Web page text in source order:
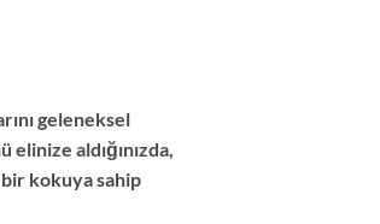
geleneksel
aldığınızda,
kokuya sahip